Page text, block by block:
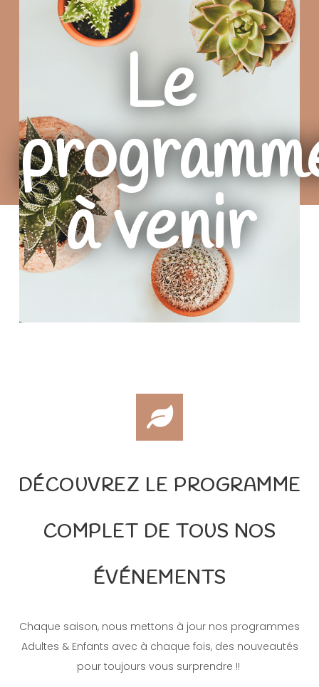
Le
à venir
DÉCOUVREZ LE PROGRAMME
COMPLET DE TOUS NOS
ÉVÉNEMENTS
Chaque saison, nous mettons à jour nos programmes
Adultes & Enfants avec à chaque fois, des nouveautés
pour toujours vous surprendre !!